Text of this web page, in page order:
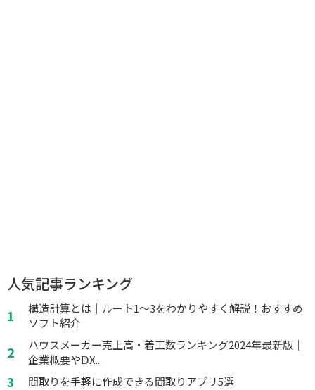
人気記事ランキング
構造計算とは｜ルート1～3をわかりやすく解説！おすすめ
ソフト紹介
ハウスメーカー売上高・着工数ランキング2024年最新版｜
企業概要やⅮX...
間取りを手軽に作成できる間取りアプリ5選